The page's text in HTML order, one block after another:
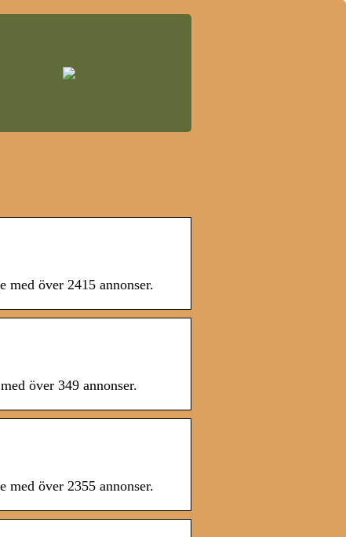
med över 2415 annonser.
över 349 annonser.
med över 2355 annonser.